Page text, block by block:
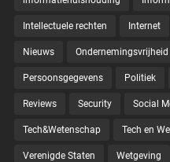
Intellectuele rechten Internet
Nieuws Ondernemingsvrijheid
Persoonsgegevens Politiek
Reviews Security Social
Tech&Wetenschap Tech en
Verenigde Staten Wetgeving